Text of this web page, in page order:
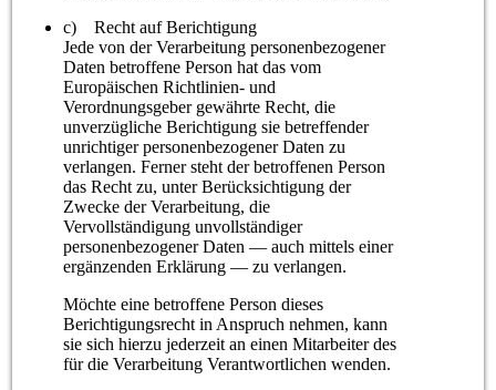
c) Recht auf Berichtigung
Jede von der Verarbeitung personenbezogener
Daten betroffene Person hat das vom
Europäischen Richtlinien- und
Verordnungsgeber gewährte Recht, die
unverzügliche Berichtigung sie betreffender
unrichtiger personenbezogener Daten zu
verlangen. Ferner steht der betroffenen Person
das Recht zu, unter Berücksichtigung der
Zwecke der Verarbeitung, die
Vervollständigung unvollständiger
personenbezogener Daten — auch mittels einer
ergänzenden Erklärung — zu verlangen.
Möchte eine betroffene Person dieses
Berichtigungsrecht in Anspruch nehmen, kann
sie sich hierzu jederzeit an einen Mitarbeiter des
für die Verarbeitung Verantwortlichen wenden.